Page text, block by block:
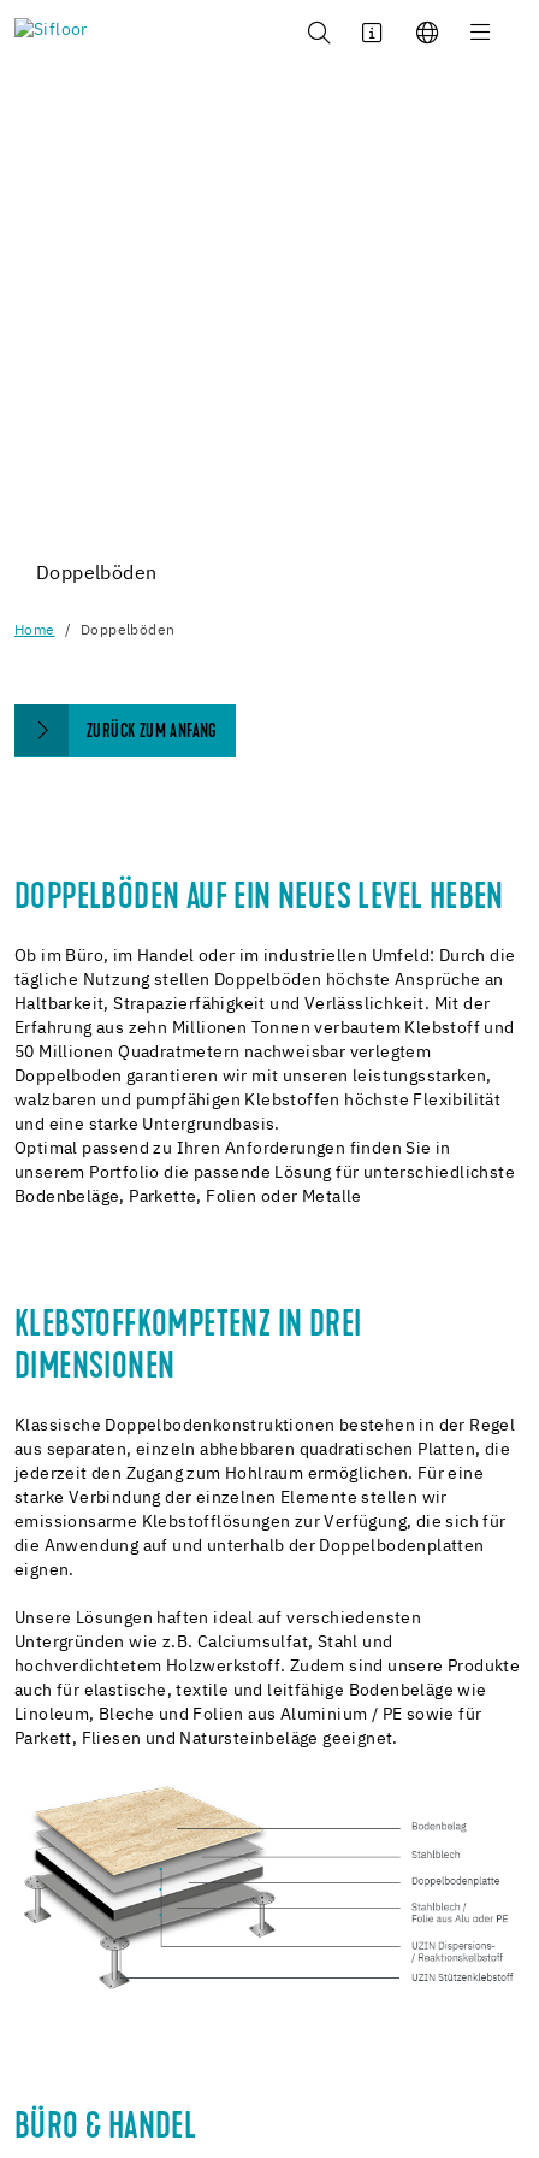
Doppelböden
Home Doppelböden
ZURÜCK ZUM ANFANG
DOPPELBÖDEN AUF EIN NEUES LEVEL HEBEN
Ob im Büro, im Handel oder im industriellen Umfeld: Durch die
tägliche Nutzung stellen Doppelböden höchste Ansprüche an
Haltbarkeit, Strapazierfähigkeit und Verlässlichkeit. Mit der
Erfahrung aus zehn Millionen Tonnen verbautem Klebstoff und
50 Millionen Quadratmetern nachweisbar verlegtem
Doppelboden garantieren wir mit unseren leistungsstarken,
walzbaren und pumpfähigen Klebstoffen höchste Flexibilität
und eine starke Untergrundbasis.
Optimal passend zu Ihren Anforderungen finden Sie in
unserem Portfolio die passende Lösung für unterschiedlichste
Bodenbeläge, Parkette, Folien oder Metalle
KLEBSTOFFKOMPETENZ IN DREI
DIMENSIONEN
Klassische Doppelbodenkonstruktionen bestehen in der Regel
aus separaten, einzeln abhebbaren quadratischen Platten, die
jederzeit den Zugang zum Hohlraum ermöglichen. Für eine
starke Verbindung der einzelnen Elemente stellen wir
emissionsarme Klebstofflösungen zur Verfügung, die sich für
die Anwendung auf und unterhalb der Doppelbodenplatten
eignen.
Unsere Lösungen haften ideal auf verschiedensten
Untergründen wie z.B. Calciumsulfat, Stahl und
hochverdichtetem Holzwerkstoff. Zudem sind unsere Produkte
auch für elastische, textile und leitfähige Bodenbeläge wie
Linoleum, Bleche und Folien aus Aluminium / PE sowie für
Parkett, Fliesen und Natursteinbeläge geeignet.
BÜRO & HANDEL